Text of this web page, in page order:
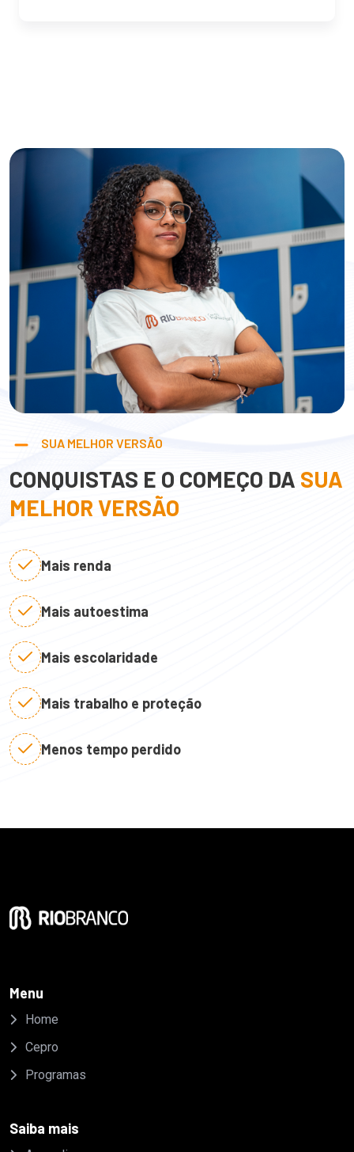
SUA MELHOR VERSÃO
CONQUISTAS E O COMEÇO DA SUA
MELHOR VERSÃO
Mais renda
Mais autoestima
Mais escolaridade
Mais trabalho e proteção
Menos tempo perdido
Menu
Home
Cepro
Programas
Saiba mais